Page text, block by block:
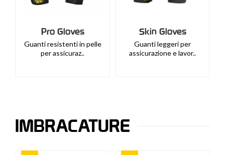
Pro Gloves
Guanti resistenti in pelle
per assicuraz..
Skin Gloves
Guanti leggeri per
assicurazione e lavor..
IMBRACATURE